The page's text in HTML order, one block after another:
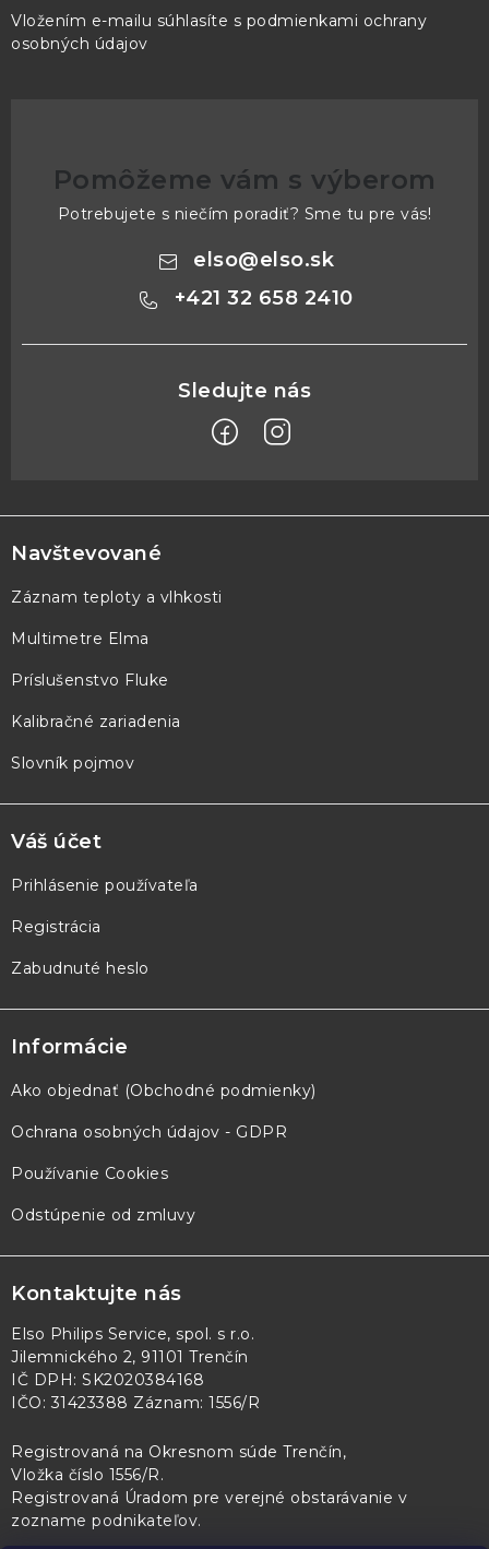
Vložením e-mailu súhlasíte s podmienkami ochrany
osobných údajov
Pomôžeme vám s výberom
Potrebujete s niečím poradiť? Sme tu pre vás!
elso@elso.sk
+421 32 658 2410
á
p
ä
e
Navštevované
Záznam teploty a vlhkosti
Multimetre Elma
Príslušenstvo Fluke
Kalibračné zariadenia
Slovník pojmov
Váš účet
Prihlásenie používateľa
Registrácia
Zabudnuté heslo
Informácie
Ako objednať (Obchodné podmienky)
Ochrana osobných údajov - GDPR
Používanie Cookies
Odstúpenie od zmluvy
Kontaktujte nás
Elso Philips Service, spol. s r.o.
Jilemnického 2, 91101 Trenčín
IČ DPH: SK2020384168
IČO: 31423388 Záznam: 1556/R
Registrovaná na Okresnom súde Trenčín,
Vložka číslo 1556/R.
Registrovaná Úradom pre verejné obstarávanie v
zozname podnikateľov.